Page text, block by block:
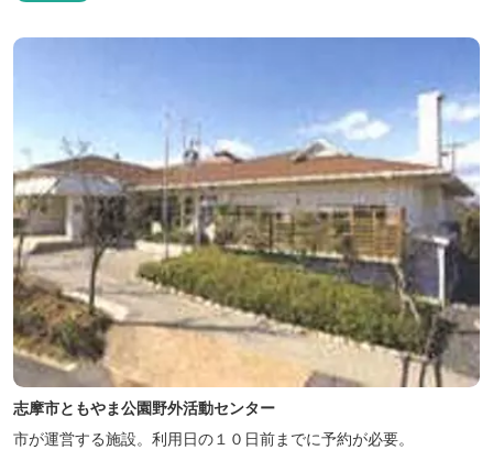
志摩市ともやま公園野外活動センター
市が運営する施設。利用日の１０日前までに予約が必要。